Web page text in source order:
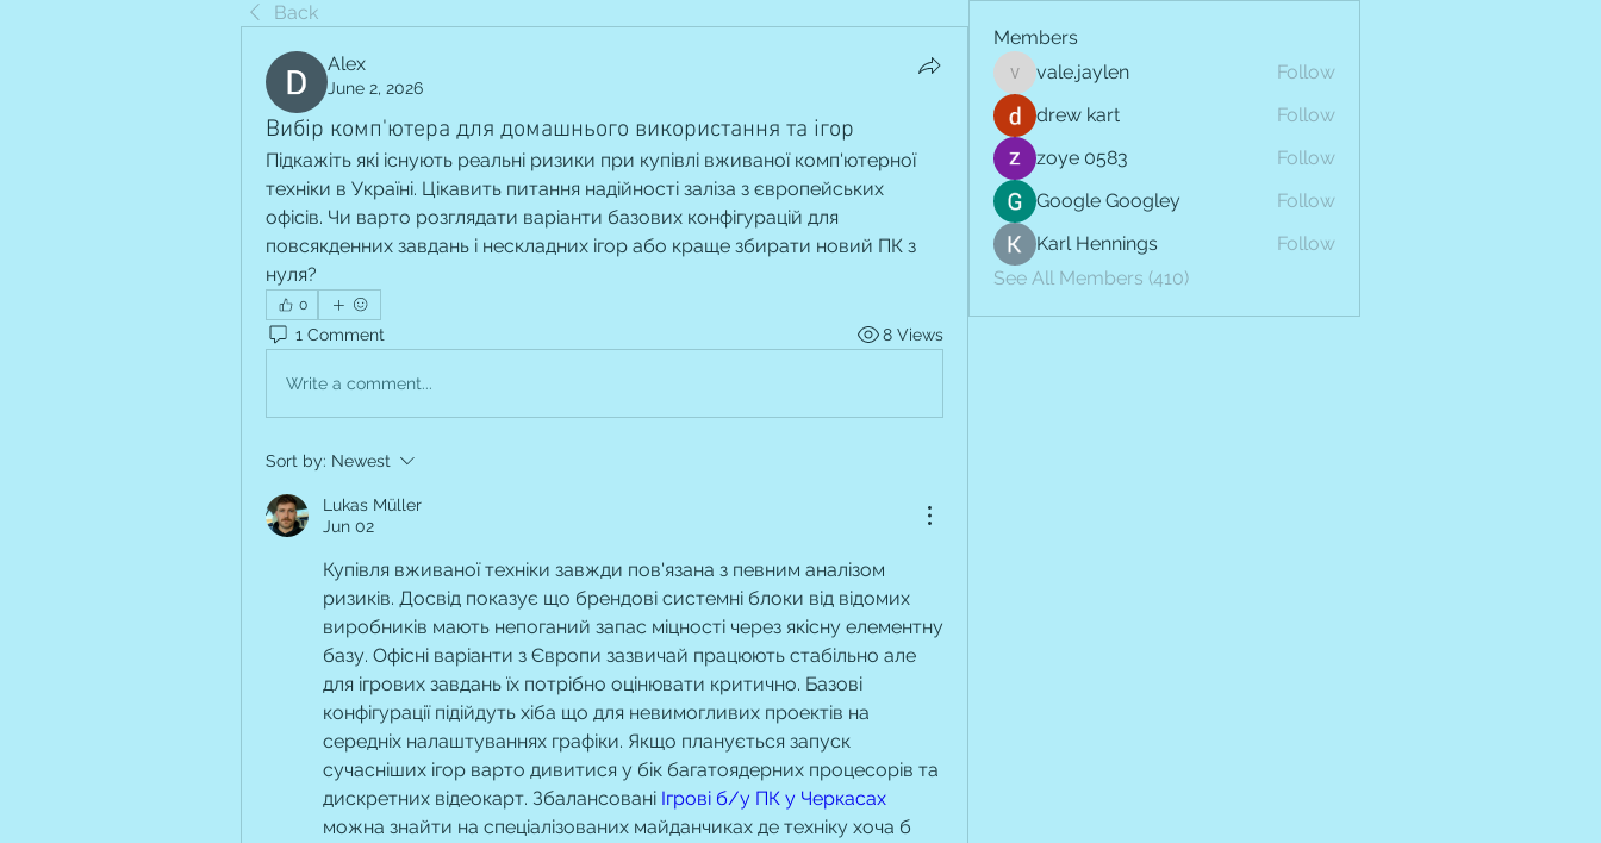
Back
Alex
June 2, 2026
Вибір комп'ютера для домашнього використання та ігор
Підкажіть які існують реальні ризики при купівлі вживаної комп'ютерної
техніки в Україні. Цікавить питання надійності заліза з європейських
офісів. Чи варто розглядати варіанти базових конфігурацій для
повсякденних завдань і нескладних ігор або краще збирати новий ПК з
нуля?
0
1 Comment 8 Views
Write a comment...
Sort by: Newest
Lukas Müller
Jun 02
Купівля вживаної техніки завжди пов'язана з певним аналізом
ризиків. Досвід показує що брендові системні блоки від відомих
виробників мають непоганий запас міцності через якісну елементну
базу. Офісні варіанти з Європи зазвичай працюють стабільно але
для ігрових завдань їх потрібно оцінювати критично. Базові
конфігурації підійдуть хіба що для невимогливих проектів на
середніх налаштуваннях графіки. Якщо планується запуск
сучасніших ігор варто дивитися у бік багатоядерних процесорів та
дискретних відеокарт. Збалансовані Ігрові б/у ПК у Черкасах
можна знайти на спеціалізованих майданчиках де техніку хоча б
Members
vale.jaylen
vale.jaylen
Follow
drew kart
Follow
zoye 0583
Follow
Google Googley
Follow
Karl Hennings
Follow
See All Members (410)